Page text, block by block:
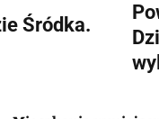
Śródka.